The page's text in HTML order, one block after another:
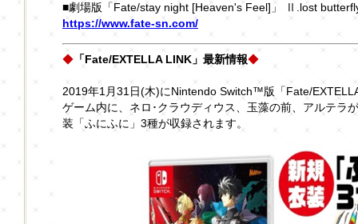
■劇場版「Fate/stay night [Heaven's Feel]」 Ⅱ.lost
https://www.fate-sn.com/
◆ 「Fate/EXTELLA LINK」最新情報◆
2019年1月31日(木)にNintendo Switch™版「Fate/
ゲーム内に、ネロ･クラウディウス、玉藻の前、アルテラ
装「ふにふに」3種が収録されます。